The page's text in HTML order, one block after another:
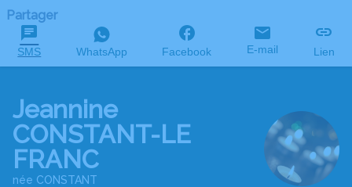
Partager
SMS WhatsApp Facebook E-mail Lien
Jeannine
CONSTANT-LE
FRANC
née CONSTANT